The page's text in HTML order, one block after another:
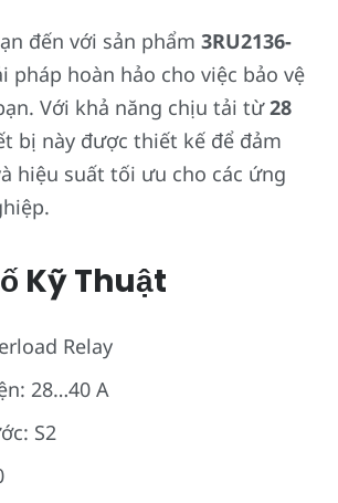
đến với sản phẩm 3RU2136-
pháp hoàn hảo cho việc bảo vệ
Với khả năng chịu tải từ28
bị này được thiết kế để đảm
hiệu suất tối ưu cho các ứng
Kỹ Thuật
Relay
28…40 A
S2